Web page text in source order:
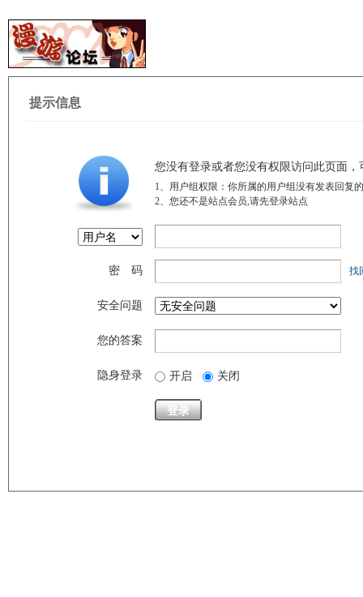
提示信息
您没有登录或者您没有权限访问此页面
1、用户组权限：你所属的用户组没有发表回复
2、您还不是站点会员,请先登录站点
密 码 找
安全问题
您的答案
隐身登录 开启 关闭
登录